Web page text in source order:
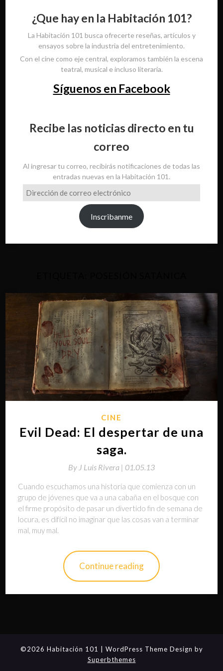
¿Que hay en la Habitación 101?
La Habitación 101 busca ofrecerte reseñas, artículos y
ensayos sobre la industria del entretenimiento.
Con el cine como eje central, exploramos también la escena
teatral, musical e incluso literaria.
Síguenos en Facebook
Recibe las noticias directo en tu
correo
Al ingresar tu correo, recibirás notificaciones de todas las
entradas nuevas en la Habitación 101.
Dirección
de
Inscribanme
CINE
Evil Dead: El despertar de una
saga.
By J Luis Rivera | 01.05.13
Cuando escuchamos una historia que comienza con un
grupo de jóvenes que va a una cabaña en el bosque con
el firme propósito de pasar un divertido fin de semana de
locura, es difícil no imaginar que las cosas van a terminar
mal, muy mal.
Continue reading
©2026 Habitación 101
| WordPress Theme Design by
Superbthemes